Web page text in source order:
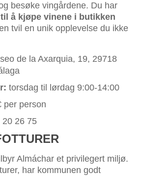
besøke vingårdene. Du har
å kjøpe vinene i butikken
tvil en unik opplevelse du ikke
de la Axarquia, 19, 29718
torsdag til lørdag 9:00-14:00
per person
20 26 75
Almáchar et privilegert miljø.
har kommunen godt